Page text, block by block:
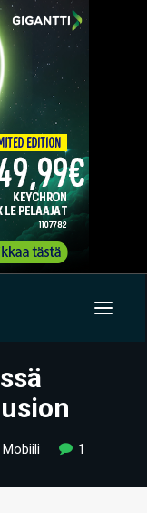
Mobiili 1